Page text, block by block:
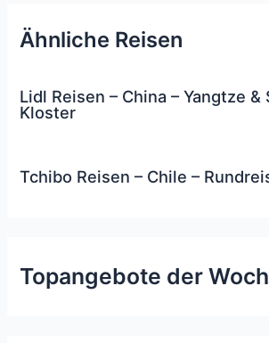
Ähnliche Reisen
Lidl Reisen – China – Yangtze &
Kloster
Tchibo Reisen – Chile –
Topangebote der